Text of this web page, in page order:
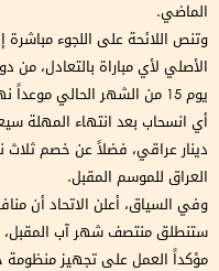
الماضي.
وتنص اللائحة على اللجوء
الأصلي لأي مباراة بالتعادل،
يوم 15 من الشهر الحالي
دينار عراقي، فضلاً عن خصم
العراق للموسم المقبل.
ستنطلق منتصف شهر آب المقبل،